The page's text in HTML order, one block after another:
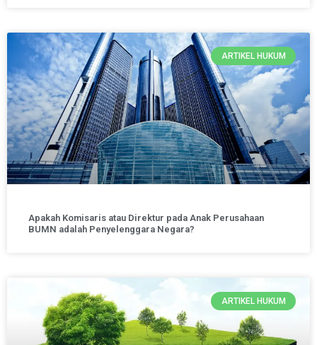
ARTIKEL HUKUM
Apakah Komisaris atau Direktur pada Anak Perusahaan
BUMN adalah Penyelenggara Negara?
ARTIKEL HUKUM